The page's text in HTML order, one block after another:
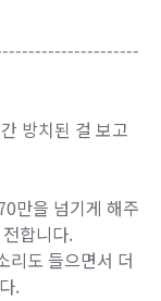
방치된 걸 보고
만을 넘기게 해주
합니다.
리도 들으면서 더
.